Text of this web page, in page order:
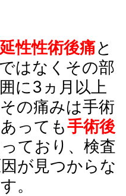
性性術後痛と
はなくその部
に3ヵ月以上
の痛みは手術
っても手術後
ており、検査
が見つからな
。